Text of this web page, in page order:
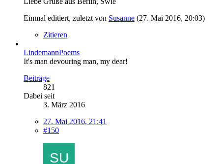
Einmal editiert, zuletzt von Susanne (27. Mai 2016, 20:03)
Zitieren
LindemannPoems
It's man devouring man, my dear!
Beiträge
821
Dabei seit
3. März 2016
27. Mai 2016, 21:41
#150